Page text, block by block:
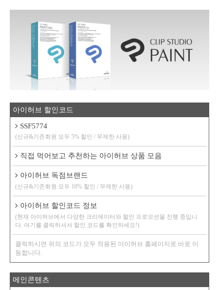
아이허브 할인코드
SSF5774
(신규&기존회원 모두 5% 할인 / 무제한 사용)
직접 먹어보고 추천하는 아이허브 상품 모음
아이허브 독점브랜드
(신규&기존회원 모두 10% 할인 / 무제한 사용)
아이허브 할인코드 정보
(현재 아이허브에서 다양한 크리에이터와 할인 프로모션을 진행 중입니
다. 여기를 클릭하셔서 할인 코드를 확인하세요!)
클릭하시면 위의 코드가 모두 적용된 아이허브 홈페이지로 바로 이
동합니다.
메인콘텐츠